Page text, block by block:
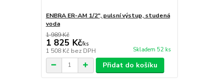
ENBRA ER-AM 1/2", pulsní výstup, studená
voda
1 989 Kč
1 825 Kč/ks
1 508 Kč bez DPH Skladem 52 ks
Přidat do košíku